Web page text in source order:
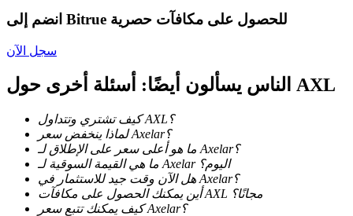
عمليات احتجاز BTR
استثمارات حصرية لحاملي BTR
انضم إلى Bitrue للحصول على مكافآت حصرية
سجل الآن
الناس يسألون أيضًا: أسئلة أخرى حول AXL
كيف تشتري وتتداول AXL؟
لماذا ينخفض سعر Axelar؟
ما هو أعلى سعر على الإطلاق لـ Axelar؟
ما هي القيمة السوقية لـ Axelar اليوم؟
هل الآن وقت جيد للاستثمار في Axelar؟
أين يمكنك الحصول على مكافآت AXL مجانًا؟
كيف يمكنك تتبع سعر Axelar؟